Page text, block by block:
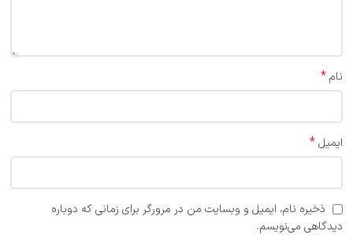
نام*
ایمیل*
ذخیره نام، ایمیل و وبسایت من در مرورگر برای زمانی که دوباره
دیدگاهی می‌نویسم.